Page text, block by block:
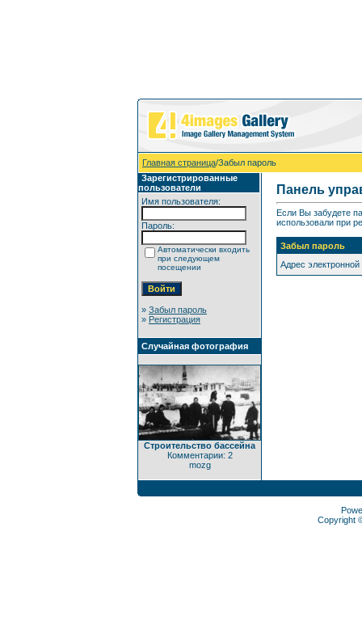
Главная страница/Забыл пароль
Зарегистрированные
пользователи
Имя пользователя:
Пароль:
Автоматически входить
при следующем
посещении
» Забыл пароль
» Регистрация
Случайная фотография
Строительство бассейна
Комментарии: 2
mozg
Панель
Если Вы забудете
использовали при
Забыл пароль
Адрес
Copyright